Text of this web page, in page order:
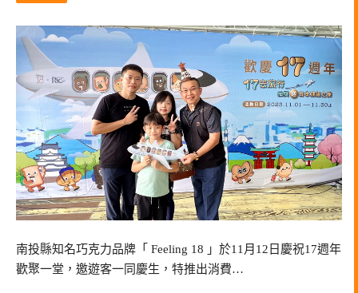
南投縣知名巧克力品牌「 Feeling 18 」於11月12日慶祝17週年
歡聚一堂，邀遊客一同慶生，特推出消費…